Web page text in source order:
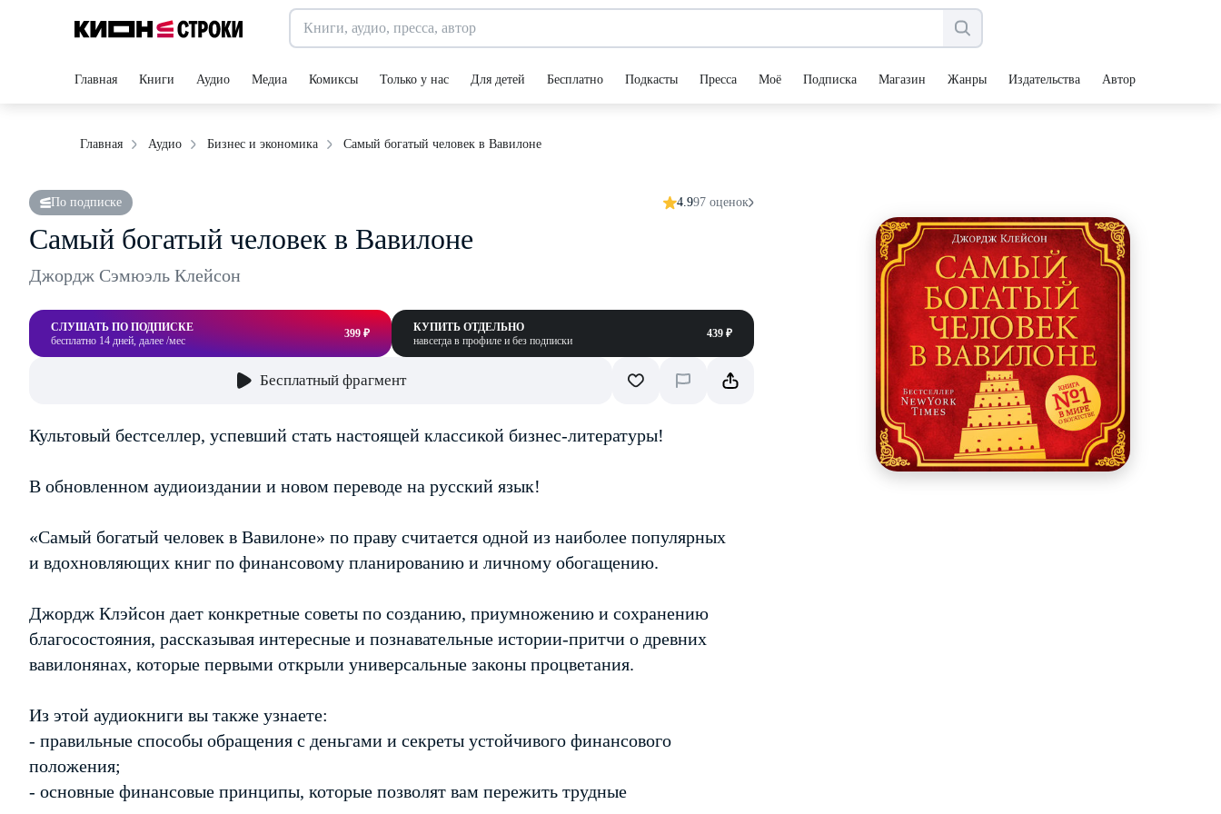
Главная Книги Аудио Медиа Комиксы Только у нас Для детей Бесплатно Подкасты Пресса Моё Подписка Магазин Жанры Издательства Авторы
Главная Аудио Бизнес и экономика Самый богатый человек в Вавилоне
По подписке 4.997 оценок
Самый богатый человек в Вавилоне
Джордж Сэмюэль Клейсон
СЛУШАТЬ ПО ПОДПИСКЕ
бесплатно 14 дней, далее /мес
399 ₽
КУПИТЬ ОТДЕЛЬНО
навсегда в профиле и без подписки
439 ₽
Бесплатный фрагмент
Культовый бестселлер, успевший стать настоящей классикой бизнес-литературы!
В обновленном аудиоиздании и новом переводе на русский язык!
«Самый богатый человек в Вавилоне» по праву считается одной из наиболее популярных
и вдохновляющих книг по финансовому планированию и личному обогащению.
Джордж Клэйсон дает конкретные советы по созданию, приумножению и сохранению
благосостояния, рассказывая интересные и познавательные истории-притчи о древних
вавилонянах, которые первыми открыли универсальные законы процветания.
Из этой аудиокниги вы также узнаете:
- правильные способы обращения с деньгами и секреты устойчивого финансового
положения;
- основные финансовые принципы, которые позволят вам пережить трудные